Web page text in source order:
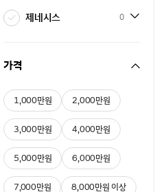
제네시스 0
가격
1,000만원 2,000만원
3,000만원 4,000만원
5,000만원 6,000만원
7,000만원 8,000만원 이상